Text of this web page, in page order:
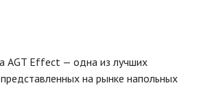
AGT Effect — одна из лучших
на рынке напольных